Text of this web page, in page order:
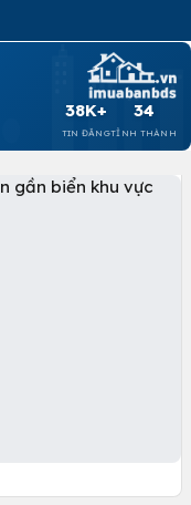
38K+
TIN ĐĂNG
34
TỈNH THÀNH